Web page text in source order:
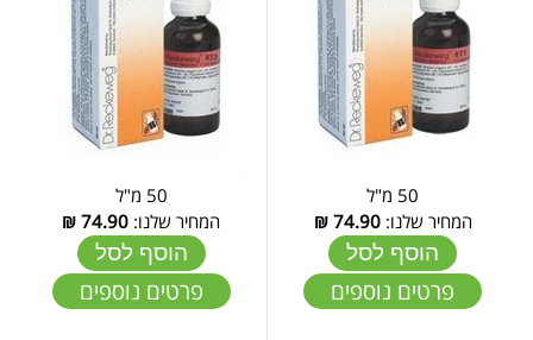
50 מ"ל
המחיר שלנו:74.90
₪
הוסף לסל
פרטים נוספים
50 מ"ל
המחיר שלנו: 74.90
₪
הוסף לסל
פרטים נוספים